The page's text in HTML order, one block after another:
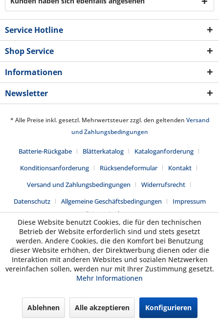
Service Hotline
Shop Service
Informationen
Newsletter
* Alle Preise inkl. gesetzl. Mehrwertsteuer zzgl. den geltenden Versand
und Zahlungsbedingungen
Batterie-Rückgabe Blätterkatalog
Kataloganforderung
Konditionsanforderung
Rücksendeformular
Kontakt
Versand und Zahlungsbedingungen
Widerrufsrecht
Datenschutz
Allgemeine Geschäftsbedingungen
Impressum
Realisiert mit Shopware
Diese Website benutzt Cookies, die für den technischen
Betrieb der Website erforderlich sind und stets gesetzt
werden. Andere Cookies, die den Komfort bei Benutzung
dieser Website erhöhen, der Direktwerbung dienen oder die
Interaktion mit anderen Websites und sozialen Netzwerken
vereinfachen sollen, werden nur mit Ihrer Zustimmung gesetzt.
Mehr Informationen
Ablehnen Alle akzeptieren Konfigurieren